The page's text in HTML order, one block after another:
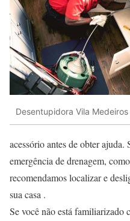
Desentupidora Vila Medeiros
acessório antes de obter ajuda.
emergência de drenagem,
recomendamos localizar e
sua casa .
Se você não está familiarizado